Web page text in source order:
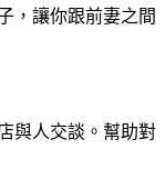
，讓你跟前妻之間
與人交談。幫助對